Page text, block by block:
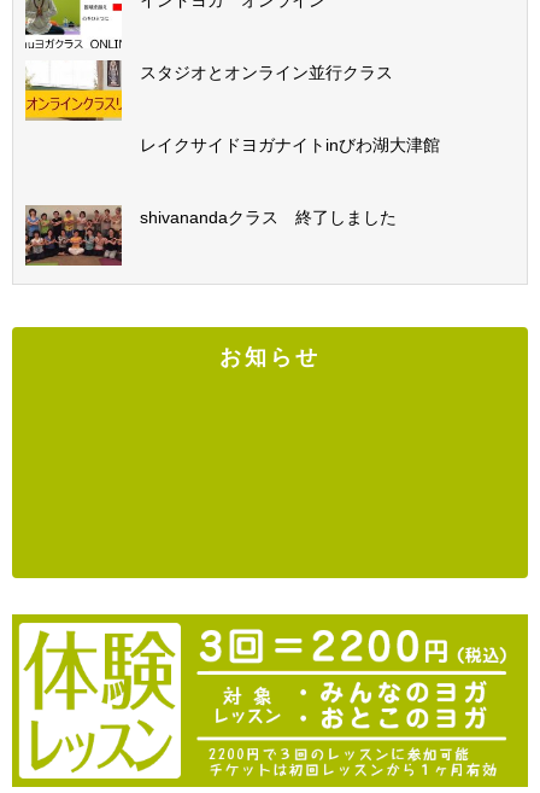
スタジオとオンライン並行クラス
レイクサイドヨガナイトinびわ湖大津館
shivanandaクラス 終了しました
お知らせ